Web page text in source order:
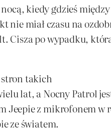
kiedy gdzieś między
nie miał czasu na
Cisza po wypadku,
takich
lat, a Nocny Patrol
z mikrofonem w
ze światem.